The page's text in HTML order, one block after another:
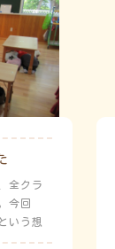
全クラ
今回
いう想
に従い